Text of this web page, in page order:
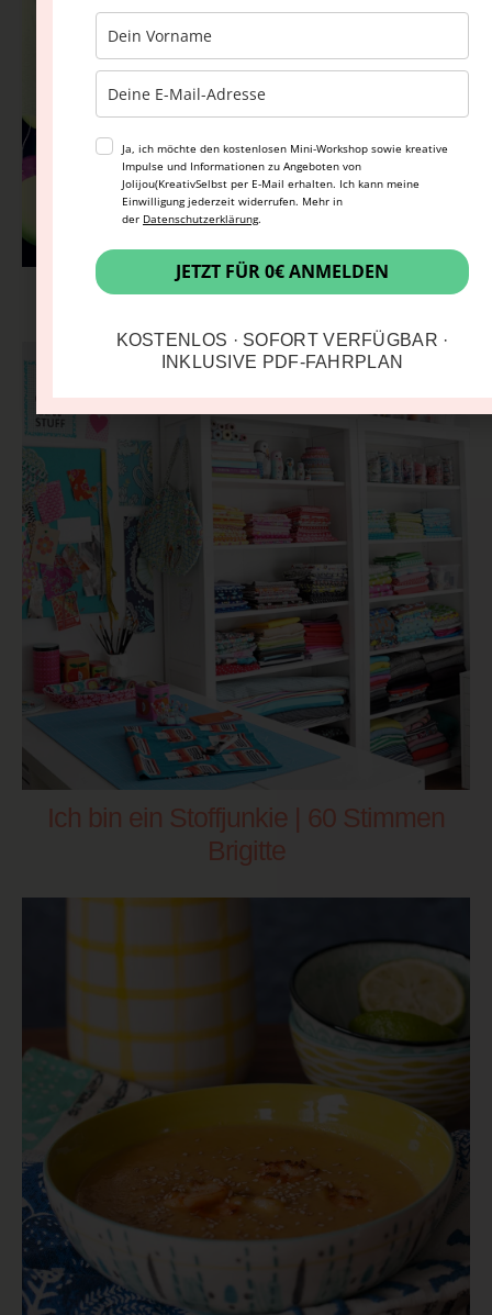
I heart brigitte hearts decor8
Ich bin ein Stoffjunkie | 60 Stimmen
Brigitte
Ja, ich möchte den kostenlosen Mini-Workshop sowie kreative
Impulse und Informationen zu Angeboten von
Jolijou(KreativSelbst per E-Mail erhalten. Ich kann meine
Einwilligung jederzeit widerrufen. Mehr in
der Datenschutzerklärung.
JETZT FÜR 0€ ANMELDEN
KOSTENLOS · SOFORT VERFÜGBAR ·
INKLUSIVE PDF-FAHRPLAN